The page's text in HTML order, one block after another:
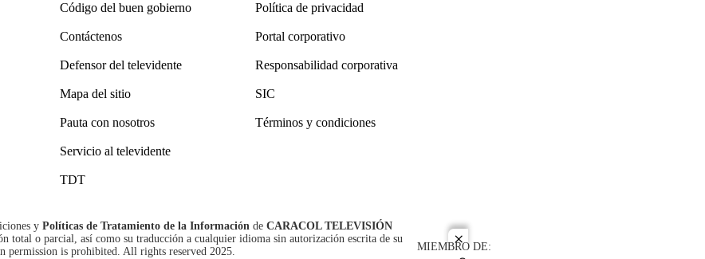
close
Código del buen gobierno
Contáctenos
Defensor del televidente
Mapa del sitio
Pauta con nosotros
Servicio al televidente
TDT
Política de privacidad
Portal corporativo
Responsabilidad corporativa
SIC
Términos y condiciones
y Políticas de Tratamiento de la Información de CARACOL TELEVISIÓN
total o parcial, así como su traducción a cualquier idioma sin autorización escrita de su
is prohibited. All rights reserved 2025.
MIEMBRO DE: